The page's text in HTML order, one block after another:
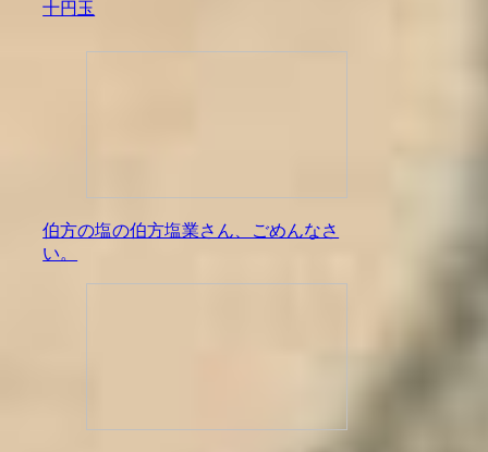
十円玉
伯方の塩の伯方塩業さん、ごめんなさ
い。